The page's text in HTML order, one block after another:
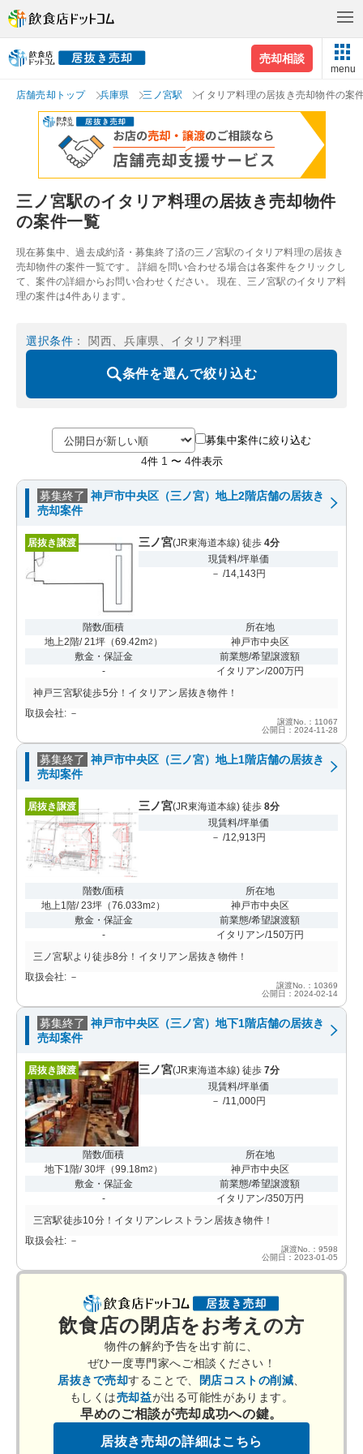
売却相談
menu
店舗売却トップ 兵庫県 三ノ宮駅 イタリア料理の居抜き売却物件の案
三ノ宮駅のイタリア料理の居抜き売却物件
の案件一覧
現在募集中、過去成約済・募集終了済の三ノ宮駅のイタリア料理の居抜き
売却物件の案件一覧です。 詳細を問い合わせる場合は各案件をクリックし
て、案件の詳細からお問い合わせください。 現在、三ノ宮駅のイタリア料
理の案件は4件あります。
選択条件 ： 関西、兵庫県、イタリア料理
条件を選んで絞り込む
募集中案件に絞り込む
4件 1 〜 4件表示
募集終了 神戸市中央区（三ノ宮）地上2階店舗の居抜き
売却案件
居抜き譲渡 三ノ宮(JR東海道本線) 徒歩 4分
現賃料/坪単価
－ /14,143円
階数/面積
地上2階/ 21坪（69.42m2 ）
所在地
神戸市中央区
敷金・保証金
-
前業態/希望譲渡額
イタリアン/200万円
神戸三宮駅徒歩5分！イタリアン居抜き物件！
取扱会社: －
譲渡No.：11067
公開日：2024-11-28
募集終了 神戸市中央区（三ノ宮）地上1階店舗の居抜き
売却案件
居抜き譲渡 三ノ宮(JR東海道本線) 徒歩 8分
現賃料/坪単価
－ /12,913円
階数/面積
地上1階/ 23坪 （76.033m2 ）
所在地
神戸市中央区
敷金・保証金
-
前業態/希望譲渡額
イタリアン/150万円
三ノ宮駅より徒歩8分！イタリアン居抜き物件！
取扱会社: －
譲渡No.：10369
公開日：2024-02-14
募集終了 神戸市中央区（三ノ宮）地下1階店舗の居抜き
売却案件
居抜き譲渡 三ノ宮(JR東海道本線) 徒歩 7分
現賃料/坪単価
－ /11,000円
階数/面積
地下1階/ 30坪（99.18m2 ）
所在地
神戸市中央区
敷金・保証金
-
前業態/希望譲渡額
イタリアン/350万円
三宮駅徒歩10分！イタリアンレストラン居抜き物件！
取扱会社: －
譲渡No.：9598
公開日：2023-01-05
飲食店の閉店をお考えの方
物件の解約予告を出す前に、
ぜひ一度専門家へご相談ください！
居抜きで売却することで、 閉店コストの削減
もしくは売却益が出る可能性があります。
早めのご相談が売却成功への鍵。
居抜き売却の詳細はこちら